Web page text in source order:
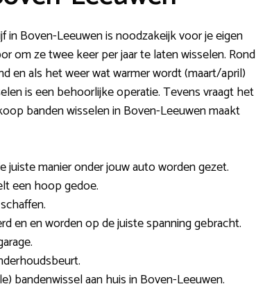
in Boven-Leeuwen is noodzakeijk voor je eigen
om ze twee keer per jaar te laten wisselen. Rond
en als het weer wat warmer wordt (maart/april)
is een behoorlijke operatie. Tevens vraagt het
banden wisselen in Boven-Leeuwen maakt
juiste manier onder jouw auto worden gezet.
een hoop gedoe.
en en worden op de juiste spanning gebracht.
bandenwissel aan huis in Boven-Leeuwen.